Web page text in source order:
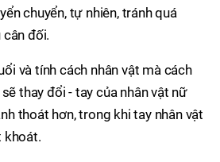
chuyển, tự nhiên, tránh quá
đối.
và tính cách nhân vật mà cách
thay đổi - tay của nhân vật nữ
thoát hơn, trong khi tay nhân vật
khoát.